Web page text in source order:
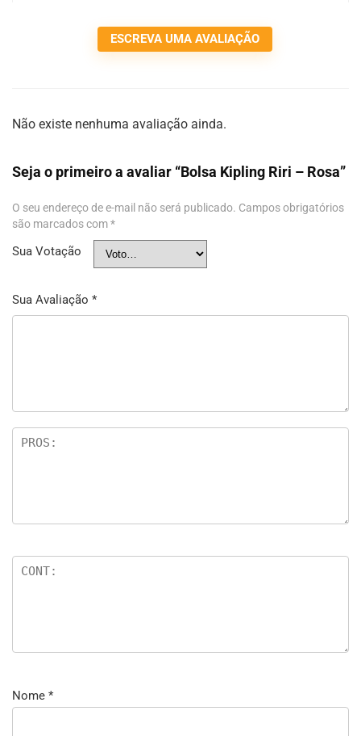
ESCREVA UMA AVALIAÇÃO
Não existe nenhuma avaliação ainda.
Seja o primeiro a avaliar “Bolsa Kipling Riri – Rosa”
O seu endereço de e-mail não será publicado. Campos obrigatórios
são marcados com*
Sua Votação
Sua Avaliação *
Nome *